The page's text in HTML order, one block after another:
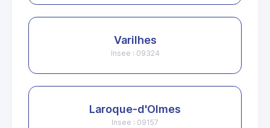
Varilhes
Insee : 09324
Laroque-d'Olmes
Insee : 09157